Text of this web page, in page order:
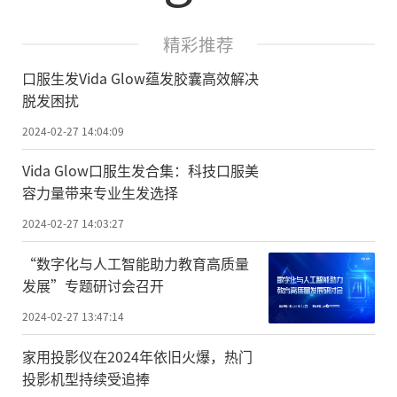
精彩推荐
口服生发Vida Glow蕴发胶囊高效解决
脱发困扰
2024-02-27 14:04:09
Vida Glow口服生发合集：科技口服美
容力量带来专业生发选择
2024-02-27 14:03:27
“数字化与人工智能助力教育高质量
发展”专题研讨会召开
2024-02-27 13:47:14
家用投影仪在2024年依旧火爆，热门
投影机型持续受追捧